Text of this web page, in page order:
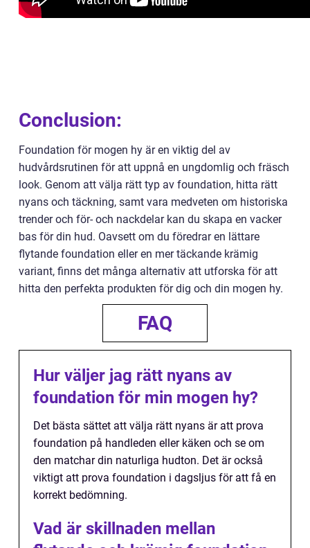
Conclusion:
Foundation för mogen hy är en viktig del av
hudvårdsrutinen för att uppnå en ungdomlig och fräsch
look. Genom att välja rätt typ av foundation, hitta rätt
nyans och täckning, samt vara medveten om historiska
trender och för- och nackdelar kan du skapa en vacker
bas för din hud. Oavsett om du föredrar en lättare
flytande foundation eller en mer täckande krämig
variant, finns det många alternativ att utforska för att
hitta den perfekta produkten för dig och din mogen hy.
FAQ
Hur väljer jag rätt nyans av
foundation för min mogen hy?
Det bästa sättet att välja rätt nyans är att prova
foundation på handleden eller käken och se om
den matchar din naturliga hudton. Det är också
viktigt att prova foundation i dagsljus för att få en
korrekt bedömning.
Vad är skillnaden mellan